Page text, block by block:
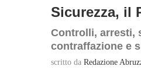
Sicurezza, il
Controlli, arresti,
contraffazione e
scritto da Redazione